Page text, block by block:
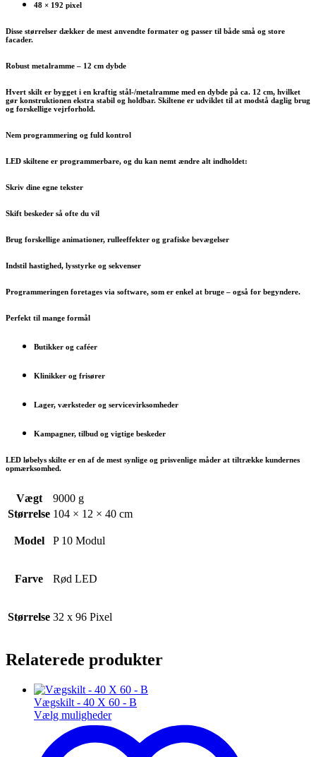
48 × 192 pixel
Disse størrelser dækker de mest anvendte formater og passer til både små og store
facader.
Robust metalramme – 12 cm dybde
Hvert skilt er bygget i en kraftig stål-/metalramme med en dybde på ca. 12 cm, hvilket
gør konstruktionen ekstra stabil og holdbar. Skiltene er udviklet til at modstå daglig brug
og forskellige vejrforhold.
Nem programmering og fuld kontrol
LED skiltene er programmerbare, og du kan nemt ændre alt indholdet:
Skriv dine egne tekster
Skift beskeder så ofte du vil
Brug forskellige animationer, rulleeffekter og grafiske bevægelser
Indstil hastighed, lysstyrke og sekvenser
Programmeringen foretages via software, som er enkel at bruge – også for begyndere.
Perfekt til mange formål
Butikker og caféer
Klinikker og frisører
Lager, værksteder og servicevirksomheder
Kampagner, tilbud og vigtige beskeder
LED løbelys skilte er en af de mest synlige og prisvenlige måder at tiltrække kundernes
opmærksomhed.
Vægt
9000 g
Størrelse 104 × 12 × 40 cm
Model P 10 Modul
Farve Rød LED
Størrelse 32 x 96 Pixel
Relaterede produkter
Vægskilt - 40 X 60 - B
Vælg muligheder